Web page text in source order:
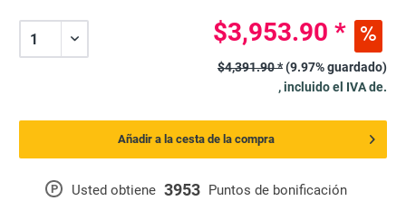
P Usted obtiene 3953 Puntos de bonificación
$3,953.90 *
$4,391.90 *(9.97% guardado)
, incluido el IVA de.
Añadir a la cesta de la compra